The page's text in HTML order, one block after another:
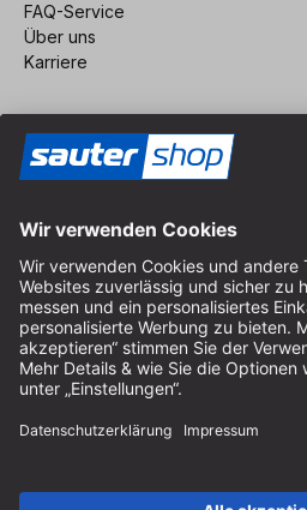
FAQ-Service
Über uns
Karriere
Impressum
AGB
Datenschutz
Cookie-Einstellungen
© 2026 sauter GmbH
* kostenloser Versand ab 150 Euro